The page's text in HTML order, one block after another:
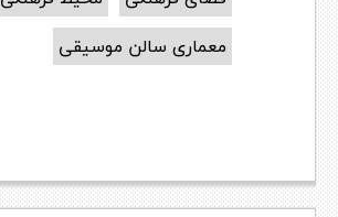
معماری سالن موسیقی